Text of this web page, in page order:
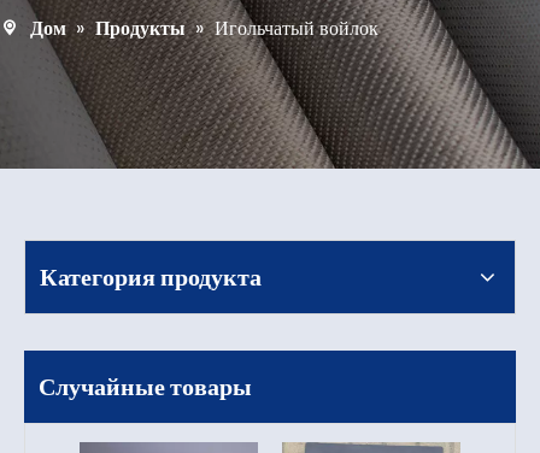
Дом » Продукты » Игольчатый войлок
Категория продукта
Случайные товары